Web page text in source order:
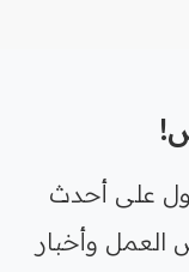
على أحدث
العمل وأخبار